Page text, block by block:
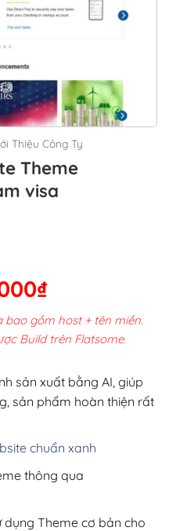
Thiệu Công Ty
Theme
visa
₫Giá
hiện
tại
200,000₫.
bao gồm host + tên miền.
Build trên Flatsome.
sản xuất bằng AI, giúp
sản phẩm hoàn thiện rất
chuẩn xanh
thông qua
Theme cơ bản cho